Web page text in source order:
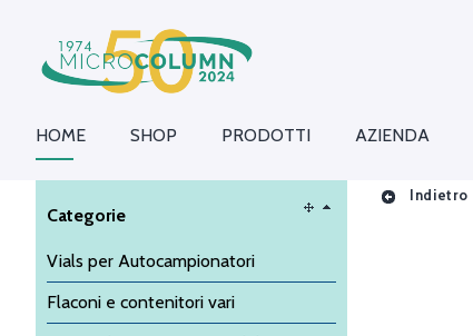
HOME SHOP PRODOTTI AZIENDA
Categorie
Vials per Autocampionatori
Flaconi e contenitori vari
Indietro